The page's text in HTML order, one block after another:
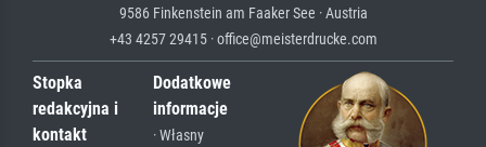
9586 Finkenstein am Faaker See · Austria
+43 4257 29415 · office@meisterdrucke.com
Stopka
redakcyjna i
kontakt
Dodatkowe
informacje
· Własny